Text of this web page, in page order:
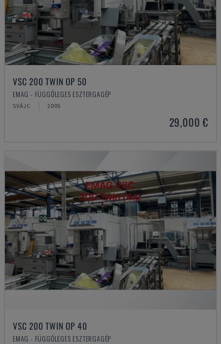
VSC 200 TWIN OP 50
EMAG - FÜGGŐLEGES ESZTERGAGÉP
SVÁJC 2005
29,000 €
VSC 200 TWIN OP 40
EMAG - FÜGGŐLEGES ESZTERGAGÉP